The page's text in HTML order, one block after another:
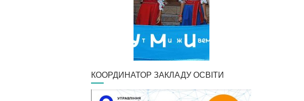
КООРДИНАТОР ЗАКЛАДУ ОСВІТИ